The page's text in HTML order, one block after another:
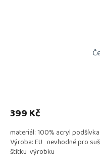
399 Kč
materiál: 100% acryl
Výroba: EU nevhodné pro
štítku výrobku